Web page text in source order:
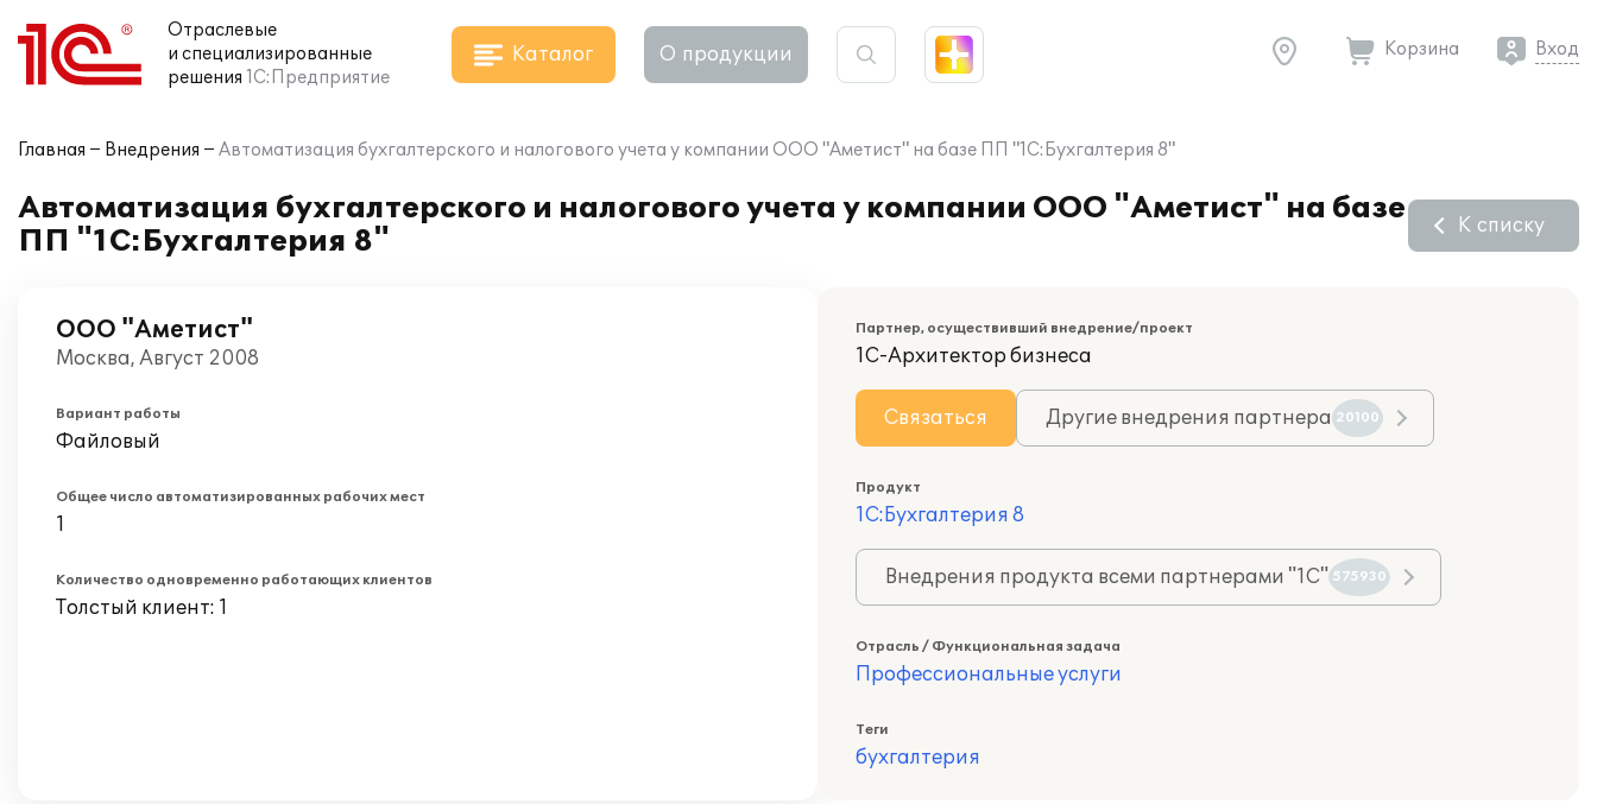
Отраслевые
и специализированные
решения 1С:Предприятие
Каталог О продукции Корзина Вход
Главная Внедрения Автоматизация бухгалтерского и налогового учета у компании ООО "Аметист" на базе ПП "1С:Бухгалтерия 8"
Автоматизация бухгалтерского и налогового учета у компании ООО "Аметист" на базе
ПП "1С:Бухгалтерия 8"
К списку
ООО "Аметист"
Москва, Август 2008
Вариант работы
Файловый
Общее число автоматизированных рабочих мест
1
Количество одновременно работающих клиентов
Толстый клиент: 1
Партнер, осуществивший внедрение/проект
1С-Архитектор бизнеса
Связаться Другие внедрения партнера 20100
Продукт
1С:Бухгалтерия 8
Внедрения продукта всеми партнерами "1С" 575930
Отрасль / Функциональная задача
Профессиональные услуги
Теги
бухгалтерия